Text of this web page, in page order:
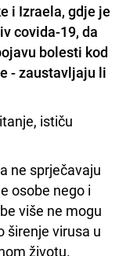
i Izraela, gdje je
covida-19, da
bolesti kod
-zaustavljaju li
ističu
ne sprječavaju
osobe nego i
više ne mogu
širenje virusa u
životu.